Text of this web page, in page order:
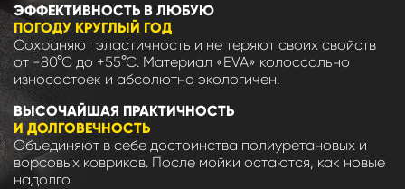
ЭФФЕКТИВНОСТЬ В ЛЮБУЮ
ПОГОДУ КРУГЛЫЙ ГОД
Сохраняют эластичность и не теряют своих свойств
от -80°С до +55°С. Материал «EVA» колоссально
износостоек и абсолютно экологичен.
ВЫСОЧАЙШАЯ ПРАКТИЧНОСТЬ
И ДОЛГОВЕЧНОСТЬ
Объединяют в себе достоинства полиуретановых и
ворсовых ковриков. После мойки остаются, как новые
надолго